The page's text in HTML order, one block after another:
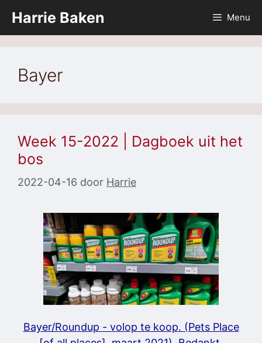
naar
de
Harrie Baken Menu
Bayer
Week 15-2022 | Dagboek uit het
bos
2022-04-16 door Harrie
Bayer/Roundup - volop te koop. (Pets Place